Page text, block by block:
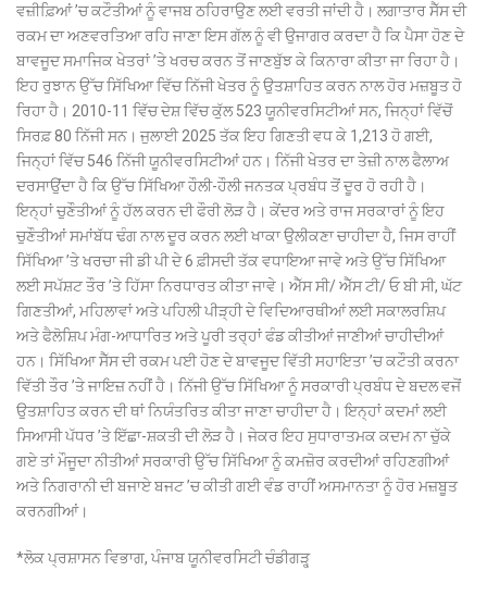
ਵਜ਼ੀਫ਼ਿਆਂ ’ਚ ਕਟੌਤੀਆਂ ਨੂੰ ਵਾਜਬ ਠਹਿਰਾਉਣ ਲਈ ਵਰਤੀ ਜਾਂਦੀ ਹੈ। ਲਗਾਤਾਰ ਸੈੱਸ ਦੀ
ਰਕਮ ਦਾ ਅਣਵਰਤਿਆ ਰਹਿ ਜਾਣਾ ਇਸ ਗੱਲ ਨੂੰ ਵੀ ਉਜਾਗਰ ਕਰਦਾ ਹੈ ਕਿ ਪੈਸਾ ਹੋਣ ਦੇ
ਬਾਵਜੂਦ ਸਮਾਜਿਕ ਖੇਤਰਾਂ ’ਤੇ ਖਰਚ ਕਰਨ ਤੋਂ ਜਾਣਬੁੱਝ ਕੇ ਕਿਨਾਰਾ ਕੀਤਾ ਜਾ ਰਿਹਾ ਹੈ।
ਇਹ ਰੁਝਾਨ ਉੱਚ ਸਿੱਖਿਆ ਵਿੱਚ ਨਿੱਜੀ ਖੇਤਰ ਨੂੰ ਉਤਸ਼ਾਹਿਤ ਕਰਨ ਨਾਲ ਹੋਰ ਮਜ਼ਬੂਤ ਹੋ
ਰਿਹਾ ਹੈ। 2010-11 ਵਿੱਚ ਦੇਸ਼ ਵਿੱਚ ਕੁੱਲ 523 ਯੂਨੀਵਰਸਿਟੀਆਂ ਸਨ, ਜਿਨ੍ਹਾਂ ਵਿੱਚੋਂ
ਸਿਰਫ਼ 80 ਨਿੱਜੀ ਸਨ। ਜੁਲਾਈ 2025 ਤੱਕ ਇਹ ਗਿਣਤੀ ਵਧ ਕੇ 1,213 ਹੋ ਗਈ,
ਜਿਨ੍ਹਾਂ ਵਿੱਚ 546 ਨਿੱਜੀ ਯੂਨੀਵਰਸਿਟੀਆਂ ਹਨ। ਨਿੱਜੀ ਖੇਤਰ ਦਾ ਤੇਜ਼ੀ ਨਾਲ ਫੈਲਾਅ
ਦਰਸਾਉਂਦਾ ਹੈ ਕਿ ਉੱਚ ਸਿੱਖਿਆ ਹੌਲੀ-ਹੌਲੀ ਜਨਤਕ ਪ੍ਰਬੰਧ ਤੋਂ ਦੂਰ ਹੋ ਰਹੀ ਹੈ।
ਇਨ੍ਹਾਂ ਚੁਣੌਤੀਆਂ ਨੂੰ ਹੱਲ ਕਰਨ ਦੀ ਫੌਰੀ ਲੋੜ ਹੈ। ਕੇਂਦਰ ਅਤੇ ਰਾਜ ਸਰਕਾਰਾਂ ਨੂੰ ਇਹ
ਚੁਣੌਤੀਆਂ ਸਮਾਂਬੱਧ ਢੰਗ ਨਾਲ ਦੂਰ ਕਰਨ ਲਈ ਖਾਕਾ ਉਲੀਕਣਾ ਚਾਹੀਦਾ ਹੈ, ਜਿਸ ਰਾਹੀਂ
ਸਿੱਖਿਆ ’ਤੇ ਖਰਚਾ ਜੀ ਡੀ ਪੀ ਦੇ 6 ਫ਼ੀਸਦੀ ਤੱਕ ਵਧਾਇਆ ਜਾਵੇ ਅਤੇ ਉੱਚ ਸਿੱਖਿਆ
ਲਈ ਸਪੱਸ਼ਟ ਤੌਰ ’ਤੇ ਹਿੱਸਾ ਨਿਰਧਾਰਤ ਕੀਤਾ ਜਾਵੇ। ਐੱਸ ਸੀ/ ਐੱਸ ਟੀ/ ਓ ਬੀ ਸੀ, ਘੱਟ
ਗਿਣਤੀਆਂ, ਮਹਿਲਾਵਾਂ ਅਤੇ ਪਹਿਲੀ ਪੀੜ੍ਹੀ ਦੇ ਵਿਦਿਆਰਥੀਆਂ ਲਈ ਸਕਾਲਰਸ਼ਿਪ
ਅਤੇ ਫੈਲੋਸ਼ਿਪ ਮੰਗ-ਆਧਾਰਿਤ ਅਤੇ ਪੂਰੀ ਤਰ੍ਹਾਂ ਫੰਡ ਕੀਤੀਆਂ ਜਾਣੀਆਂ ਚਾਹੀਦੀਆਂ
ਹਨ। ਸਿੱਖਿਆ ਸੈੱਸ ਦੀ ਰਕਮ ਪਈ ਹੋਣ ਦੇ ਬਾਵਜੂਦ ਵਿੱਤੀ ਸਹਾਇਤਾ ’ਚ ਕਟੌਤੀ ਕਰਨਾ
ਵਿੱਤੀ ਤੌਰ ’ਤੇ ਜਾਇਜ਼ ਨਹੀਂ ਹੈ। ਨਿੱਜੀ ਉੱਚ ਸਿੱਖਿਆ ਨੂੰ ਸਰਕਾਰੀ ਪ੍ਰਬੰਧ ਦੇ ਬਦਲ ਵਜੋਂ
ਉਤਸ਼ਾਹਿਤ ਕਰਨ ਦੀ ਥਾਂ ਨਿਯੰਤਰਿਤ ਕੀਤਾ ਜਾਣਾ ਚਾਹੀਦਾ ਹੈ। ਇਨ੍ਹਾਂ ਕਦਮਾਂ ਲਈ
ਸਿਆਸੀ ਪੱਧਰ ’ਤੇ ਇੱਛਾ-ਸ਼ਕਤੀ ਦੀ ਲੋੜ ਹੈ। ਜੇਕਰ ਇਹ ਸੁਧਾਰਾਤਮਕ ਕਦਮ ਨਾ ਚੁੱਕੇ
ਗਏ ਤਾਂ ਮੌਜੂਦਾ ਨੀਤੀਆਂ ਸਰਕਾਰੀ ਉੱਚ ਸਿੱਖਿਆ ਨੂੰ ਕਮਜ਼ੋਰ ਕਰਦੀਆਂ ਰਹਿਣਗੀਆਂ
ਅਤੇ ਨਿਗਰਾਨੀ ਦੀ ਬਜਾਏ ਬਜਟ ’ਚ ਕੀਤੀ ਗਈ ਵੰਡ ਰਾਹੀਂ ਅਸਮਾਨਤਾ ਨੂੰ ਹੋਰ ਮਜ਼ਬੂਤ
ਕਰਨਗੀਆਂ।
*ਲੋਕ ਪ੍ਰਸ਼ਾਸਨ ਵਿਭਾਗ, ਪੰਜਾਬ ਯੂਨੀਵਰਸਿਟੀ ਚੰਡੀਗੜ੍ਹ੍